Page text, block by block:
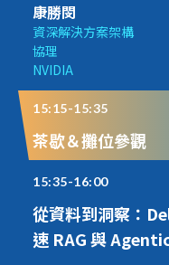
康勝閔
資深解決方案架構
協理
NVIDIA
15:15-15:35
茶歇＆攤位參觀
15:35-16:00
從資料到洞察：
速 RAG 與